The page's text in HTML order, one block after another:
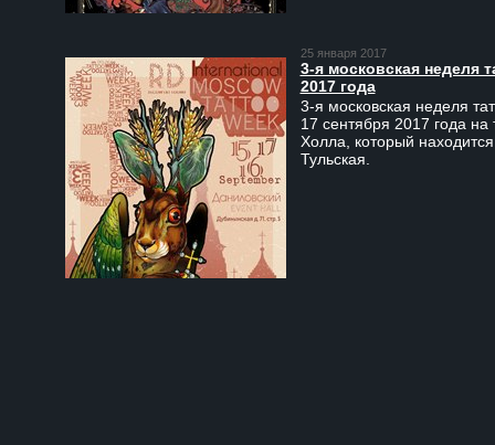
25 января 2017
3-я московская неделя
2017 года
3-я московская неделя
17 сентября 2017 года на
Холла, который
Тульская.